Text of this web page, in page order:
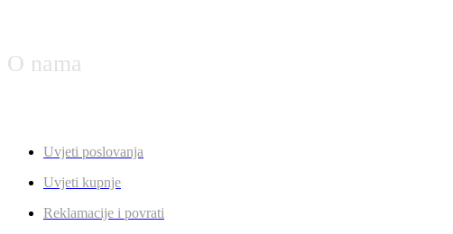
O nama
Uvjeti poslovanja
Uvjeti kupnje
Reklamacije i povrati